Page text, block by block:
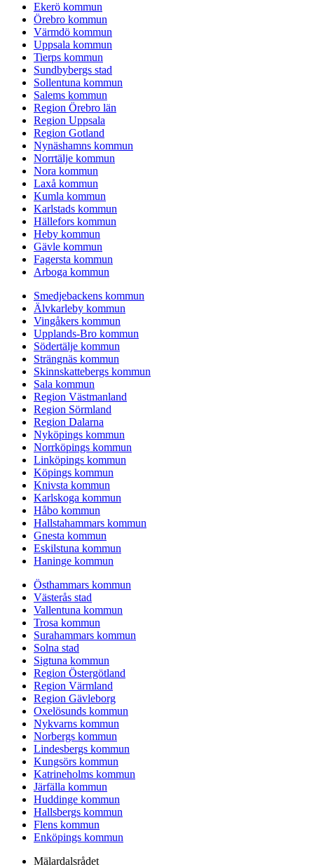
Ekerö kommun
Örebro kommun
Värmdö kommun
Uppsala kommun
Tierps kommun
Sundbybergs stad
Sollentuna kommun
Salems kommun
Region Örebro län
Region Uppsala
Region Gotland
Nynäshamns kommun
Norrtälje kommun
Nora kommun
Laxå kommun
Kumla kommun
Karlstads kommun
Hällefors kommun
Heby kommun
Gävle kommun
Fagersta kommun
Arboga kommun
Smedjebackens kommun
Älvkarleby kommun
Vingåkers kommun
Upplands-Bro kommun
Södertälje kommun
Strängnäs kommun
Skinnskattebergs kommun
Sala kommun
Region Västmanland
Region Sörmland
Region Dalarna
Nyköpings kommun
Norrköpings kommun
Linköpings kommun
Köpings kommun
Knivsta kommun
Karlskoga kommun
Håbo kommun
Hallstahammars kommun
Gnesta kommun
Eskilstuna kommun
Haninge kommun
Östhammars kommun
Västerås stad
Vallentuna kommun
Trosa kommun
Surahammars kommun
Solna stad
Sigtuna kommun
Region Östergötland
Region Värmland
Region Gävleborg
Oxelösunds kommun
Nykvarns kommun
Norbergs kommun
Lindesbergs kommun
Kungsörs kommun
Katrineholms kommun
Järfälla kommun
Huddinge kommun
Hallsbergs kommun
Flens kommun
Enköpings kommun
Mälardalsrådet